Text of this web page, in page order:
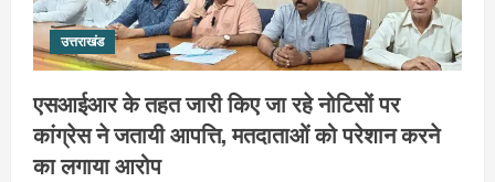
उत्तराखंड
एसआईआर के तहत जारी किए जा रहे नोटिसों पर
कांग्रेस ने जतायी आपत्ति, मतदाताओं को परेशान करने
का लगाया आरोप
1
उत्तराखंड
हरिद्वार के नेताओं को कांग्रेस प्रदेश
नए चेहरे
August 7, 2026